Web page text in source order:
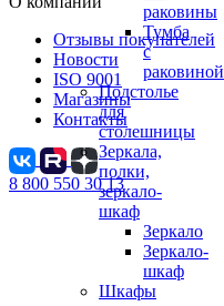
раковины
Тумба
с
раковиной
Подстолье
для
столешницы
Зеркала,
полки,
зеркало-
шкаф
Зеркало
Зеркало-
шкаф
Шкафы
Отзывы покупателей
Новости
ISO 9001
Магазины
Контакты
8 800 550 30 13